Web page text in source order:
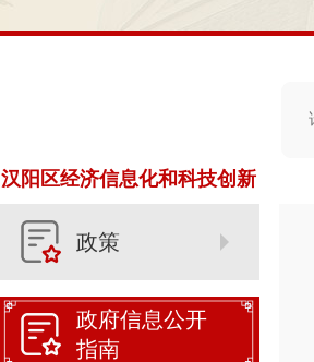
汉阳区经济信息化和科技创新
政策
政府信息公开
指南